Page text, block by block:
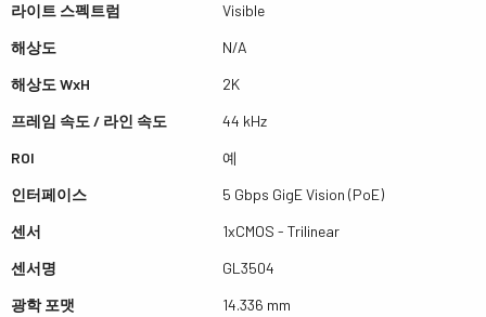
라이트 스펙트럼
Visible
해상도
N/A
해상도 WxH
2K
프레임 속도 / 라인 속도
44 kHz
ROI
예
인터페이스
5 Gbps GigE Vision (PoE)
센서
1xCMOS - Trilinear
센서명
GL3504
광학 포맷
14.336 mm